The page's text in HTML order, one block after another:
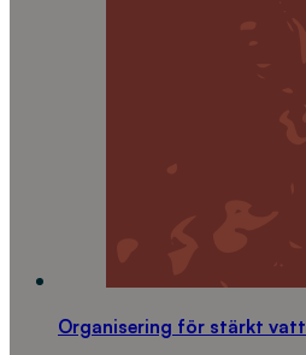
Organisering för stärkt